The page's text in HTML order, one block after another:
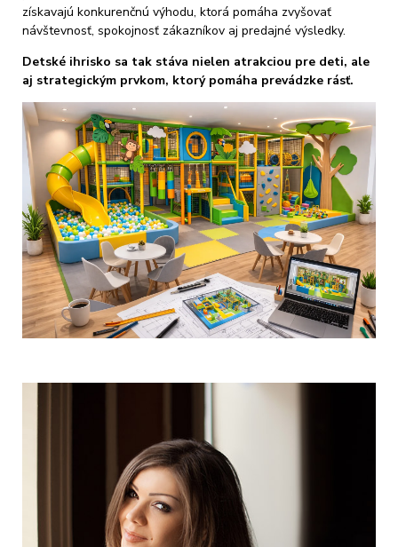
získavajú konkurenčnú výhodu, ktorá pomáha zvyšovať
návštevnosť, spokojnosť zákazníkov aj predajné výsledky.
Detské ihrisko sa tak stáva nielen atrakciou pre deti, ale
aj strategickým prvkom, ktorý pomáha prevádzke rásť.